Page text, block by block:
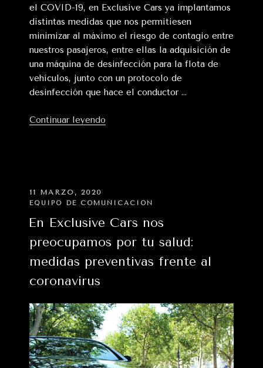
el COVID-19, en Exclusive Cars ya implantamos
distintas medidas que nos permitiesen
minimizar al máximo el riesgo de contagio entre
nuestros pasajeros, entre ellas la adquisición de
una máquina de desinfección para la flota de
vehículos, junto con un protocolo de
desinfección que hace el conductor …
Continuar leyendo
de
nuestros
PUBLICADO
EN
11 MARZO, 2020
EQUIPO DE COMUNICACIÓN
En Exclusive Cars nos
preocupamos por tu salud:
medidas preventivas frente al
coronavirus